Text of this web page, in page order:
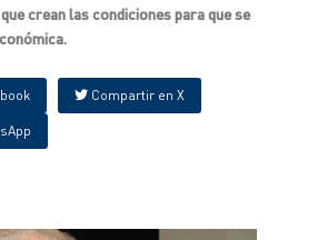
crean las condiciones para que se
Compartir en X